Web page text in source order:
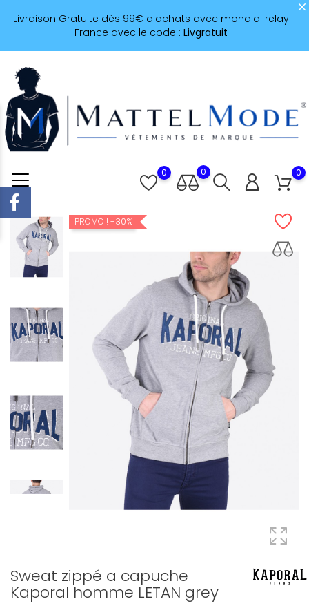
Livraison Gratuite dès 99€ d'achats avec mondial relay
France avec le code : Livgratuit
0
0
0
PROMO ! -30%
Sweat zippé a capuche
Kaporal homme LETAN grey